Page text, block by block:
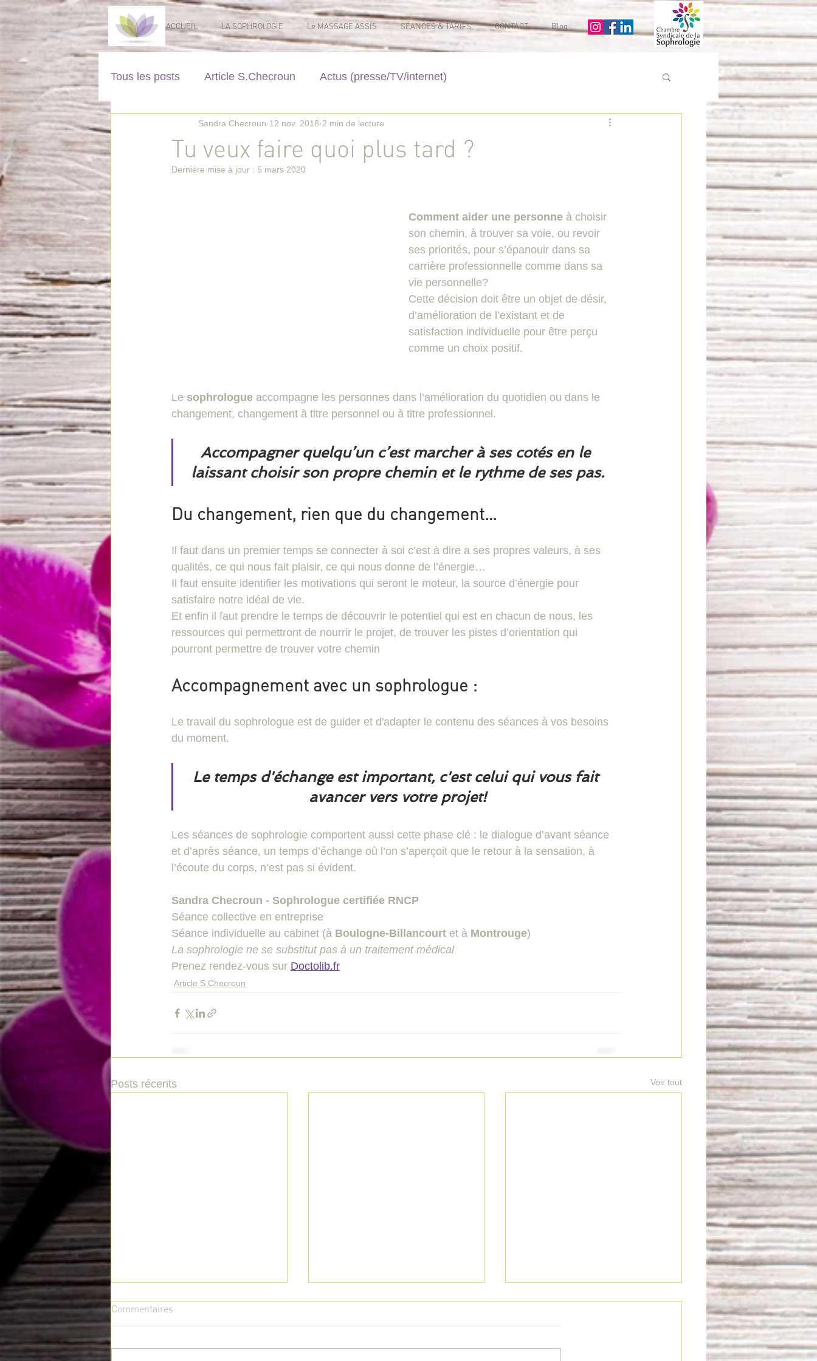
ACCUEIL LA SOPHROLOGIE Le MASSAGE ASSIS SÉANCES & TARIFS CONTACT Blog
Tous les posts Article S.Checroun Actus (presse/TV/internet)
Tu veux faire quoi plus tard ?
Sandra Checroun 12 nov. 2018 2 min de lecture
Dernière mise à jour : 5 mars 2020
Comment aider une personne à choisir
son chemin, à trouver sa voie, ou revoir
ses priorités, pour s’épanouir dans sa
carrière professionnelle comme dans sa
vie personnelle?
Cette décision doit être un objet de désir,
d’amélioration de l’existant et de
satisfaction individuelle pour être perçu
comme un choix positif.
Le sophrologue accompagne les personnes dans l’amélioration du quotidien ou dans le
changement, changement à titre personnel ou à titre professionnel.
Accompagner quelqu’un c’est marcher à ses cotés en le
laissant choisir son propre chemin et le rythme de ses pas.
Du changement, rien que du changement…
Il faut dans un premier temps se connecter à soi c’est à dire a ses propres valeurs, à ses
qualités, ce qui nous fait plaisir, ce qui nous donne de l’énergie…
Il faut ensuite identifier les motivations qui seront le moteur, la source d’énergie pour
satisfaire notre idéal de vie.
Et enfin il faut prendre le temps de découvrir le potentiel qui est en chacun de nous, les
ressources qui permettront de nourrir le projet, de trouver les pistes d’orientation qui
pourront permettre de trouver votre chemin
Accompagnement avec un sophrologue :
Le travail du sophrologue est de guider et d'adapter le contenu des séances à vos besoins
du moment.
Le temps d'échange est important, c'est celui qui vous fait
avancer vers votre projet!
Les séances de sophrologie comportent aussi cette phase clé : le dialogue d’avant séance
et d’après séance, un temps d’échange où l’on s’aperçoit que le retour à la sensation, à
l’écoute du corps, n’est pas si évident.
Sandra Checroun - Sophrologue certifiée RNCP
Séance collective en entreprise
Séance individuelle au cabinet (à Boulogne-Billancourt et à Montrouge)
La sophrologie ne se substitut pas à un traitement médical
Prenez rendez-vous sur Doctolib.fr
Article S.Checroun
Posts récents Voir tout
Commentaires